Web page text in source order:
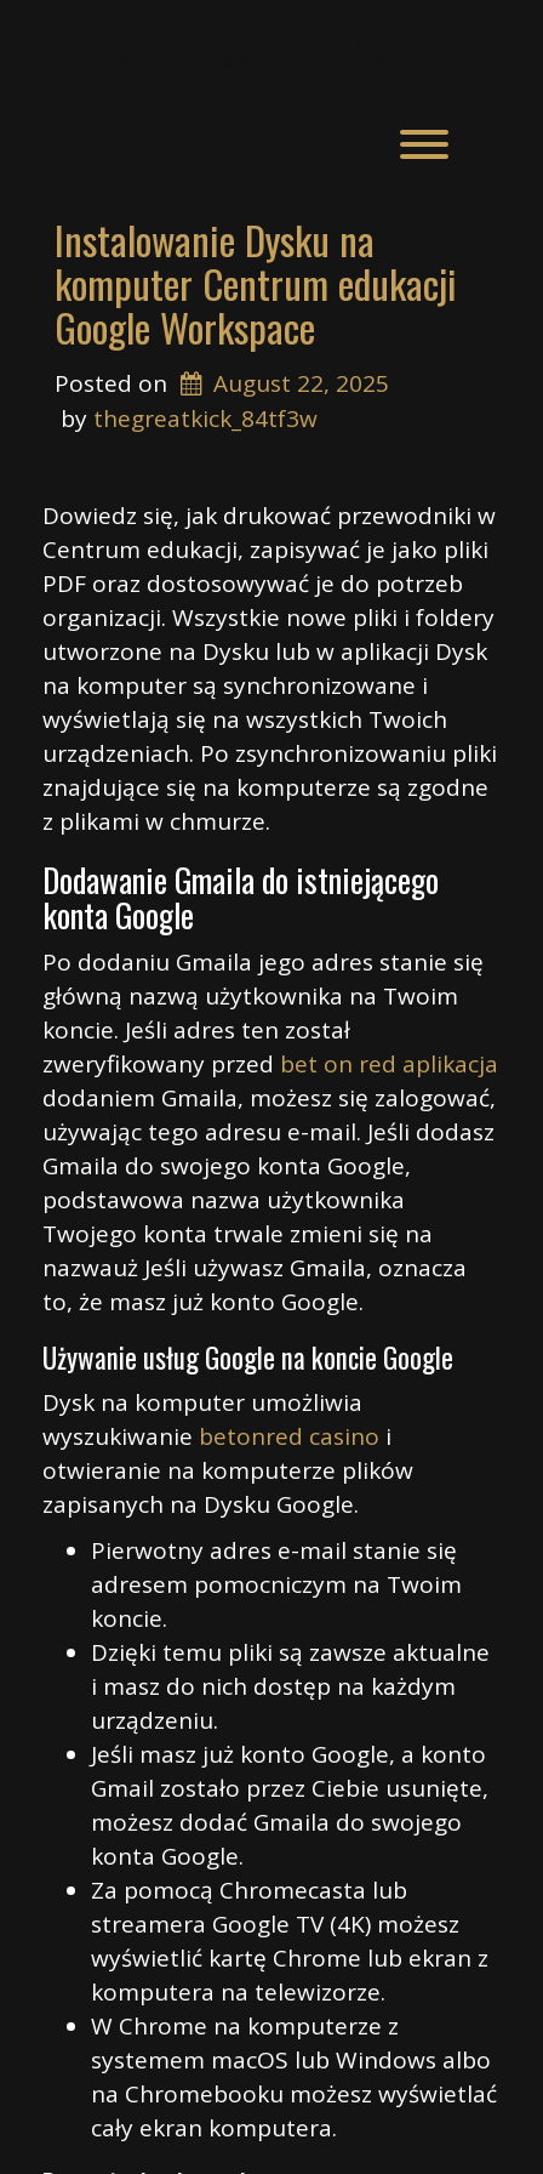
Instalowanie Dysku na
komputer Centrum edukacji
Google Workspace
Posted on
August 22, 2025
by thegreatkick_84tf3w
Dowiedz się, jak drukować przewodniki w
Centrum edukacji, zapisywać je jako pliki
PDF oraz dostosowywać je do potrzeb
organizacji. Wszystkie nowe pliki i foldery
utworzone na Dysku lub w aplikacji Dysk
na komputer są synchronizowane i
wyświetlają się na wszystkich Twoich
urządzeniach. Po zsynchronizowaniu pliki
znajdujące się na komputerze są zgodne
z plikami w chmurze.
Dodawanie Gmaila do istniejącego
konta Google
Po dodaniu Gmaila jego adres stanie się
główną nazwą użytkownika na Twoim
koncie. Jeśli adres ten został
zweryfikowany przed bet on red aplikacja
dodaniem Gmaila, możesz się zalogować,
używając tego adresu e-mail. Jeśli dodasz
Gmaila do swojego konta Google,
podstawowa nazwa użytkownika
Twojego konta trwale zmieni się na
nazwauż Jeśli używasz Gmaila, oznacza
to, że masz już konto Google.
Używanie usług Google na koncie Google
Dysk na komputer umożliwia
wyszukiwanie betonred casino i
otwieranie na komputerze plików
zapisanych na Dysku Google.
Pierwotny adres e-mail stanie się
adresem pomocniczym na Twoim
koncie.
Dzięki temu pliki są zawsze aktualne
i masz do nich dostęp na każdym
urządzeniu.
Jeśli masz już konto Google, a konto
Gmail zostało przez Ciebie usunięte,
możesz dodać Gmaila do swojego
konta Google.
Za pomocą Chromecasta lub
streamera Google TV (4K) możesz
wyświetlić kartę Chrome lub ekran z
komputera na telewizorze.
W Chrome na komputerze z
systemem macOS lub Windows albo
na Chromebooku możesz wyświetlać
cały ekran komputera.